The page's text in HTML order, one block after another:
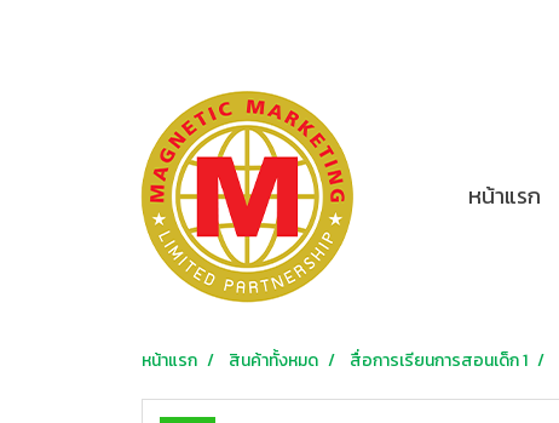
หน้าแรก
หน้าแรก สินค้าทั้งหมด สื่อการเรียนการสอนเด็ก 1